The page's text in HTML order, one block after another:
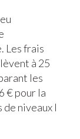
Les frais
à 25
les
€ pour la
niveaux I